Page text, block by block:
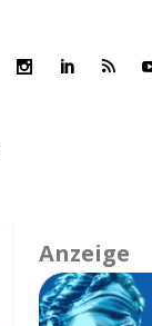
Anzeige